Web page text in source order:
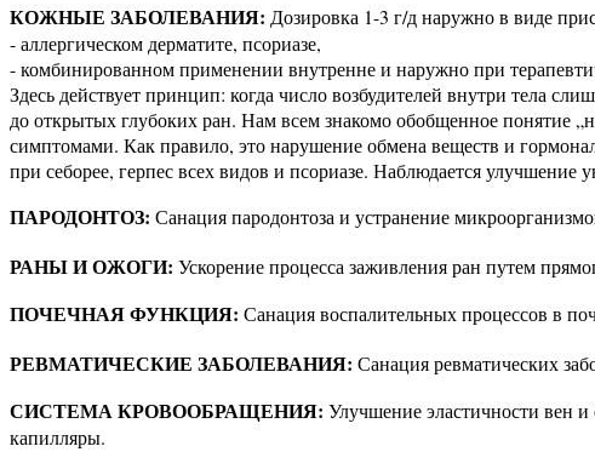
КОЖНЫЕ ЗАБОЛЕВАНИЯ: Дозировка 1-3 г/д наружно в виде
- аллергическом дерматите, псориазе,
- комбинированном применении внутренне и наружно при
Здесь действует принцип: когда число возбудителей внутри тела
до открытых глубоких ран. Нам всем знакомо обобщенное понятие
симптомами. Как правило, это нарушение обмена веществ и
при себорее, герпес всех видов и псориазе. Наблюдается
ПАРОДОНТОЗ: Санация пародонтоза и устранение
РАНЫ И ОЖОГИ: Ускорение процесса заживления ран путем
ПОЧЕЧНАЯ ФУНКЦИЯ: Санация воспалительных процессов в
РЕВМАТИЧЕСКИЕ ЗАБОЛЕВАНИЯ: Санация ревматических
СИСТЕМА КРОВООБРАЩЕНИЯ: Улучшение эластичности вен
капилляры.